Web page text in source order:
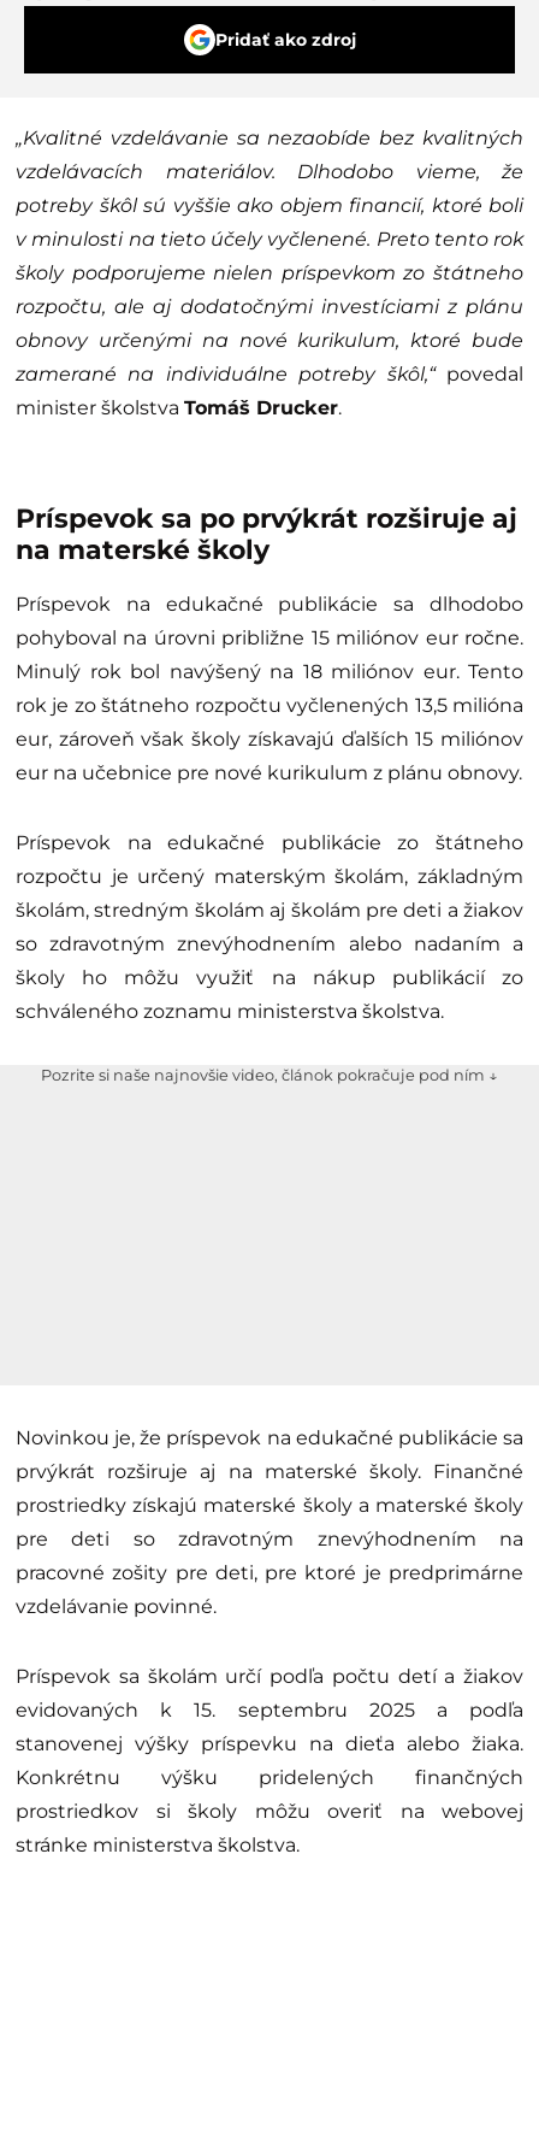
Pridať ako zdroj
„Kvalitné vzdelávanie sa nezaobíde bez kvalitných
vzdelávacích materiálov. Dlhodobo vieme, že
potreby škôl sú vyššie ako objem financií, ktoré boli
v minulosti na tieto účely vyčlenené. Preto tento rok
školy podporujeme nielen príspevkom zo štátneho
rozpočtu, ale aj dodatočnými investíciami z plánu
obnovy určenými na nové kurikulum, ktoré bude
zamerané na individuálne potreby škôl,“povedal
minister školstva Tomáš Drucker.
Príspevok sa po prvýkrát rozširuje aj
na materské školy
Príspevok na edukačné publikácie sa dlhodobo
pohyboval na úrovni približne 15 miliónov eur ročne.
Minulý rok bol navýšený na 18 miliónov eur. Tento
rok je zo štátneho rozpočtu vyčlenených 13,5 milióna
eur, zároveň však školy získavajú ďalších 15 miliónov
eur na učebnice pre nové kurikulum z plánu obnovy.
Príspevok na edukačné publikácie zo štátneho
rozpočtu je určený materským školám, základným
školám, stredným školám aj školám pre deti a žiakov
so zdravotným znevýhodnením alebo nadaním a
školy ho môžu využiť na nákup publikácií zo
schváleného zoznamu ministerstva školstva.
Pozrite si naše najnovšie video, článok pokračuje pod ním ↓
Novinkou je, že príspevok na edukačné publikácie sa
prvýkrát rozširuje aj na materské školy. Finančné
prostriedky získajú materské školy a materské školy
pre deti so zdravotným znevýhodnením na
pracovné zošity pre deti, pre ktoré je predprimárne
vzdelávanie povinné.
Príspevok sa školám určí podľa počtu detí a žiakov
evidovaných k 15. septembru 2025 a podľa
stanovenej výšky príspevku na dieťa alebo žiaka.
Konkrétnu výšku pridelených finančných
prostriedkov si školy môžu overiť na webovej
stránke ministerstva školstva.